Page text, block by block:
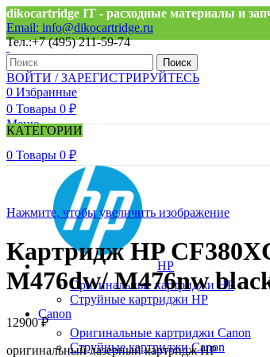
dikocartridge IT - расходные материалы и
Email: info@dikocartridge.ru
Тел.:+7 (495) 211-59-74
Поиск
ВОЙТИ / ЗАРЕГИСТРИРУЙТЕСЬ
0 Избранные
0 Товары 0 ₽
Меню
0 Товары 0 ₽
КАТЕГОРИИ
HP
Оригинальные картриджи HP
Струйные картриджи HP
Canon
Оригинальные картриджи Canon
Струйные картриджи Canon
Нажмите, чтобы увеличить изображение
Картридж HP
M476dw/ M476nw
12900₽
оригинальный лазерный картридж HP